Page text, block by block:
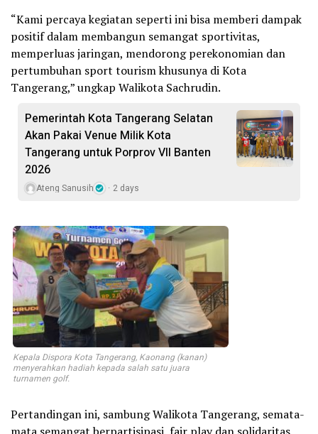
“Kami percaya kegiatan seperti ini bisa memberi dampak
positif dalam membangun semangat sportivitas,
memperluas jaringan, mendorong perekonomian dan
pertumbuhan sport tourism khusunya di Kota
Tangerang,” ungkap Walikota Sachrudin.
Pemerintah Kota Tangerang Selatan
Akan Pakai Venue Milik Kota
Tangerang untuk Porprov VII Banten
2026
Ateng Sanusih 2 days
Kepala Dispora Kota Tangerang, Kaonang (kanan)
menyerahkan hadiah kepada salah satu juara
turnamen golf.
Pertandingan ini, sambung Walikota Tangerang, semata-